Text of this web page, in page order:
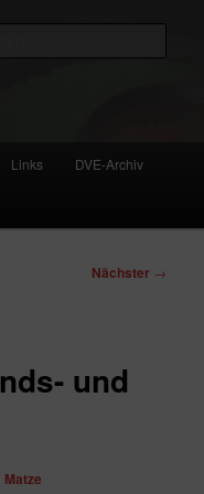
Links DVE-Archiv
Nächster →
und
Matze